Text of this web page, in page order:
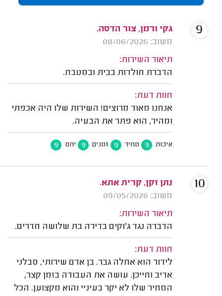
גקי ורמן, צור הדסה.
משוב: 08/06/2026
תיאור השירות:
הדברת חולדות בבית ובמטבח.
חוות דעת:
אנחנו מאוד מרוצים! השירות שלו היה אכפתי
ומהיר, הוא פתר את הבעיה.
איכות 9 מחיר 9 זמנים 9 יחס 9
9
נתן זקן, קרית אתא.
משוב: 09/05/2026
תיאור השירות:
הדברה נגד ג'וקים בדירה בת שלושה חדרים.
חוות דעת:
לידור הוא אחלה גבר. בן אדם שירותי, סבלני
אדיב וחייכן. עושה את העבודה בזמן קצר,
המחיר שלו לא יקר בעיניי והוא מקצוען. הכל
10